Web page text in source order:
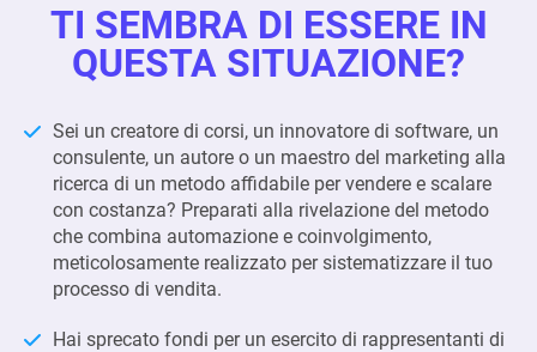
TI SEMBRA DI ESSERE IN
QUESTA SITUAZIONE?
Sei un creatore di corsi, un innovatore di software, un
consulente, un autore o un maestro del marketing alla
ricerca di un metodo affidabile per vendere e scalare
con costanza? Preparati alla rivelazione del metodo
che combina automazione e coinvolgimento,
meticolosamente realizzato per sistematizzare il tuo
processo di vendita.
Hai sprecato fondi per un esercito di rappresentanti di